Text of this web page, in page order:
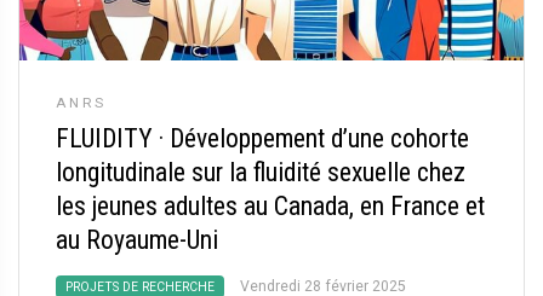
ANRS
FLUIDITY · Développement d’une cohorte
longitudinale sur la fluidité sexuelle chez
les jeunes adultes au Canada, en France et
au Royaume-Uni
PROJETS DE RECHERCHE Vendredi 28 février 2025